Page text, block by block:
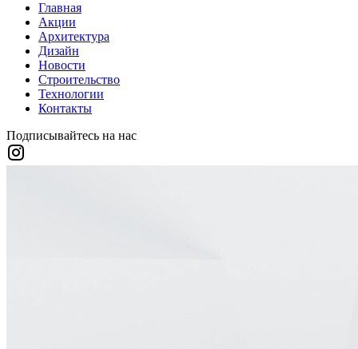
Главная
Акции
Архитектура
Дизайн
Новости
Строительство
Технологии
Контакты
Подписывайтесь на нас